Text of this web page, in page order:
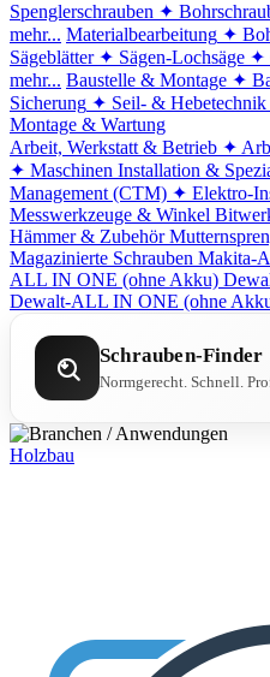
Spenglerschrauben ✦
mehr... Materialbearbeitung ✦
Sägeblätter ✦ Sägen-Lochsäge ✦
mehr... Baustelle & Montage ✦
Sicherung ✦ Seil- & Hebetechnik
Montage & Wartung
Arbeit, Werkstatt & Betrieb ✦
✦ Maschinen Installation &
Management (CTM) ✦ Elektro-
Messwerkzeuge & Winkel
Hämmer & Zubehör
Magazinierte Schrauben Makita-
ALL IN ONE (ohne Akku)
Dewalt-ALL IN ONE (ohne
Schrauben-Finder
Normgerecht. Schnell.
Holzbau